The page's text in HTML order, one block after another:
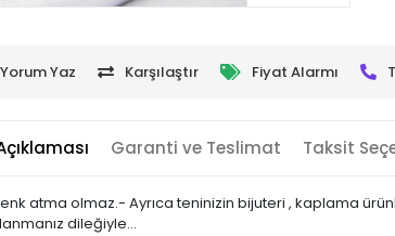
Yorum Yaz Karşılaştır Fiyat Alarmı
Garanti ve Teslimat Taksit
atma olmaz.- Ayrıca teninizin bijuteri , kaplama
dileğiyle…